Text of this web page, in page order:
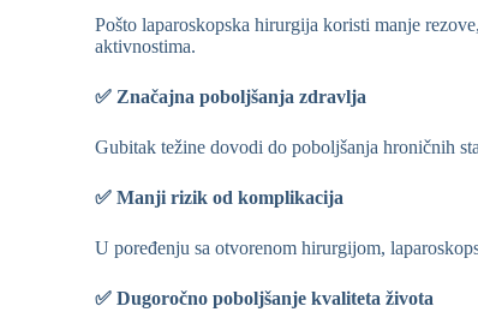
Pošto laparoskopska hirurgija koristi manje
aktivnostima.
✅ Značajna poboljšanja zdravlja
Gubitak težine dovodi do poboljšanja hroničnih
✅ Manji rizik od komplikacija
U poređenju sa otvorenom hirurgijom,
✅ Dugoročno poboljšanje kvaliteta života